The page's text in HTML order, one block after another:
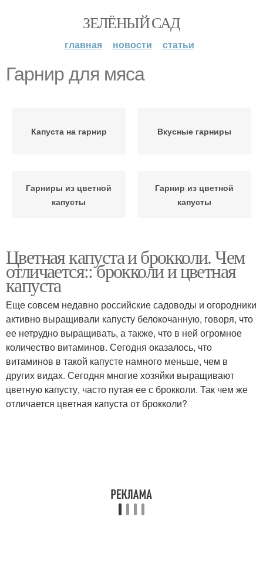
ЗЕЛЁНЫЙ САД
главная новости статьи
Гарнир для мяса
Капуста на гарнир Вкусные гарниры
Гарниры из цветной
капусты
Гарнир из цветной
капусты
Цветная капуста и брокколи. Чем
отличается:: брокколи и цветная
капуста
Еще совсем недавно российские садоводы и огородники
активно выращивали капусту белокочанную, говоря, что
ее нетрудно выращивать, а также, что в ней огромное
количество витаминов. Сегодня оказалось, что
витаминов в такой капусте намного меньше, чем в
других видах. Сегодня многие хозяйки выращивают
цветную капусту, часто путая ее с брокколи. Так чем же
отличается цветная капуста от брокколи?